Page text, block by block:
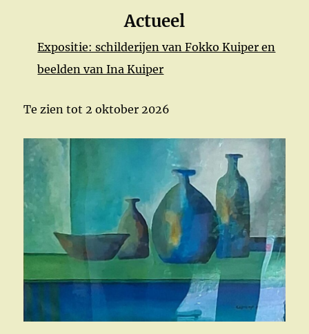
Actueel
Expositie: schilderijen van Fokko Kuiper en
beelden van Ina Kuiper
Te zien tot 2 oktober 2026